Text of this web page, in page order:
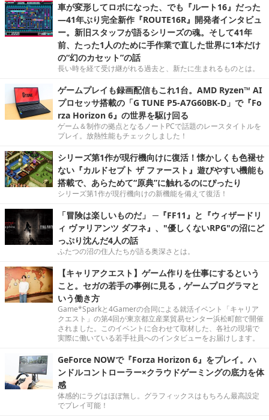
車が変形してロボになった、でも『ルート16』だった
―41年ぶり完全新作『ROUTE16R』開発者インタビュ
ー。新旧スタッフが語るシリーズの魂。そして41年
前、たった1人のために手作業で直した世界に1本だけ
の“幻のカセット”の話
長い時を経て受け継がれる過去と、新たに生まれるものとは。
ゲームプレイも録画配信もこれ1台。AMD Ryzen™ AI
プロセッサ搭載の「G TUNE P5-A7G60BK-D」で『Fo
rza Horizon 6』の世界を駆け回る
ゲーム＆制作の拠点となるノートPCで話題のレースタイトルを
プレイ。放熱性能もチェックしました！
シリーズ第1作が現行機向けに復活！懐かしくも色褪せ
ない『カルドセプト ザ ファースト』遊びやすい機能も
搭載で、あらためて“原典”に触れるのにぴったり
シリーズ第1作が現行機向けの新機能を備えて復活！
「冒険は楽しいものだ」 ─『FF11』と『ウィザードリ
ィ ヴァリアンツ ダフネ』、"優しくないRPG"の沼にど
っぷり沈んだ4人の話
ふたつの沼の住人たちが語る奥深さとは。
【キャリアクエスト】ゲーム作りを仕事にするという
こと。セガの若手の事例に見る，ゲームプログラマと
いう働き方
Game*Sparkと4Gamerの合同による就活イベント「キャリア
クエスト」の第4回が東京都立産業貿易センター浜松町館で開催
されました。このイベントに合わせて取材した、各社の現場で
実際に働いている若手社員へのインタビューをお届けします。
GeForce NOWで『Forza Horizon 6』をプレイ。ハ
ンドルコントローラー×クラウドゲーミングの底力を体
感
体感的にラグはほぼ無し。グラフィックスはもちろん最高設定
でプレイ可能！